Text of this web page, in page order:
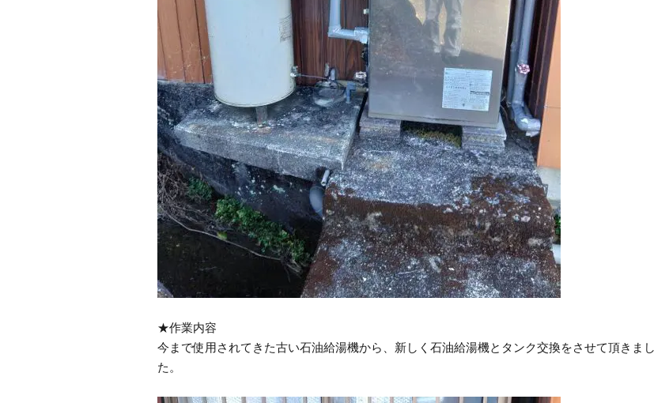
★作業内容
今まで使用されてきた古い石油給湯機から、新しく石油給湯機とタンク交換をさせて頂きまし
た。